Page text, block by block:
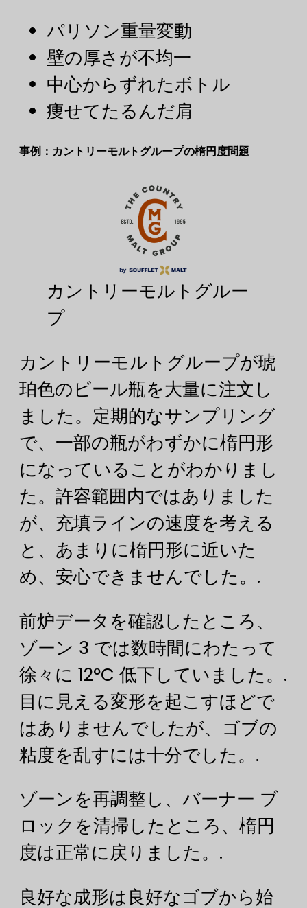
パリソン重量変動
壁の厚さが不均一
中心からずれたボトル
痩せてたるんだ肩
事例：カントリーモルトグループの楕円度問題
カントリーモルトグルー
プ
カントリーモルトグループが琥
珀色のビール瓶を大量に注文し
ました。定期的なサンプリング
で、一部の瓶がわずかに楕円形
になっていることがわかりまし
た。許容範囲内ではありました
が、充填ラインの速度を考える
と、あまりに楕円形に近いた
め、安心できませんでした。.
前炉データを確認したところ、
ゾーン 3 では数時間にわたって
徐々に 12°C 低下していました。.
目に見える変形を起こすほどで
はありませんでしたが、ゴブの
粘度を乱すには十分でした。.
ゾーンを再調整し、バーナー ブ
ロックを清掃したところ、楕円
度は正常に戻りました。.
良好な成形は良好なゴブから始